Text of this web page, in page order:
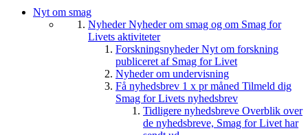
Nyt om smag
NyhederNyheder om smag og om Smag for
Livets aktiviteter
ForskningsnyhederNyt om forskning
publiceret af Smag for Livet
Nyheder om undervisning
Få nyhedsbrev 1 x pr måned Tilmeld dig
Smag for Livets nyhedsbrev
Tidligere nyhedsbreve Overblik over
de nyhedsbreve, Smag for Livet har